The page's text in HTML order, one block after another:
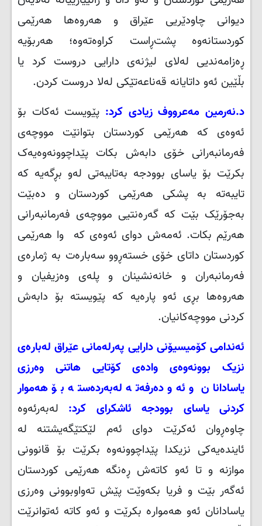
دیوانی چاودێریی عێراق و هەروەها هەرێمی
کوردستانەوە پشت‌ڕاست کراوەتەوە؛ هەربۆیە
ڕەزامەندیی لەلای لیژنەی دارایی دروست کرد یا
بڵێین ئەو داتایانە قەناعەتێکی لەلا دروست کردن.
د.نەرمین مەعرووف زیادی کرد: پێویست ئەکات بۆ
ئەوەی کە هەرێمی کوردستان بتوانێت مووچەی
فەرمانبەرانی خۆی دابەش بکات پێداچوونەوەیەک
بکرێت بۆ یاسای بوودجە بەتایبەتی لەو بڕگەیە کە
تایبەتە بە پشکی هەرێمی کوردستان و دەبێت
بەجۆرێک بێت کە گەرەنتیی مووچەی فەرمانبەرانی
هەرێم بکات. ئەمەش دوای ئەوەی کە وا هەرێمی
کوردستان داتای خۆی خستەڕوو سەبارەت بە ژمارەی
فەرمانبەران و خانەنشینان و پلەی وەزیفیان و
هەروەها بڕی ئەو پارەیە کە پێویستە بۆ دابەش
کردنی مووچەکانیان.
ئەندامی کۆمیسیۆنی دارایی پەرلەمانی عێراق لەبارەی
نزیک بوونەوەی وادەی کۆتایی هاتنی وەرزی
یاسادانان و ئەو دەرفەتە لەبەردەستە بۆ هەموار
کردنی یاسای بوودجە ئاشکرای کرد: لەبەرئەوە
چاوەڕوان ئەکرێت دوای ئەم لێکتێگەیشتنە لە
ئایندەیەکی نزیکدا پێداچوونەوە بکرێت بۆ قانوونی
موازنە و تا ئەو کاتەش ڕەنگە هەرێمی کوردستان
ئەگەر بێت و فریا بکەوێت پێش تەواوبوونی وەرزی
یاسادانان ئەو هەموارە بکرێت و ئەو کاتە ئەتوانرێت